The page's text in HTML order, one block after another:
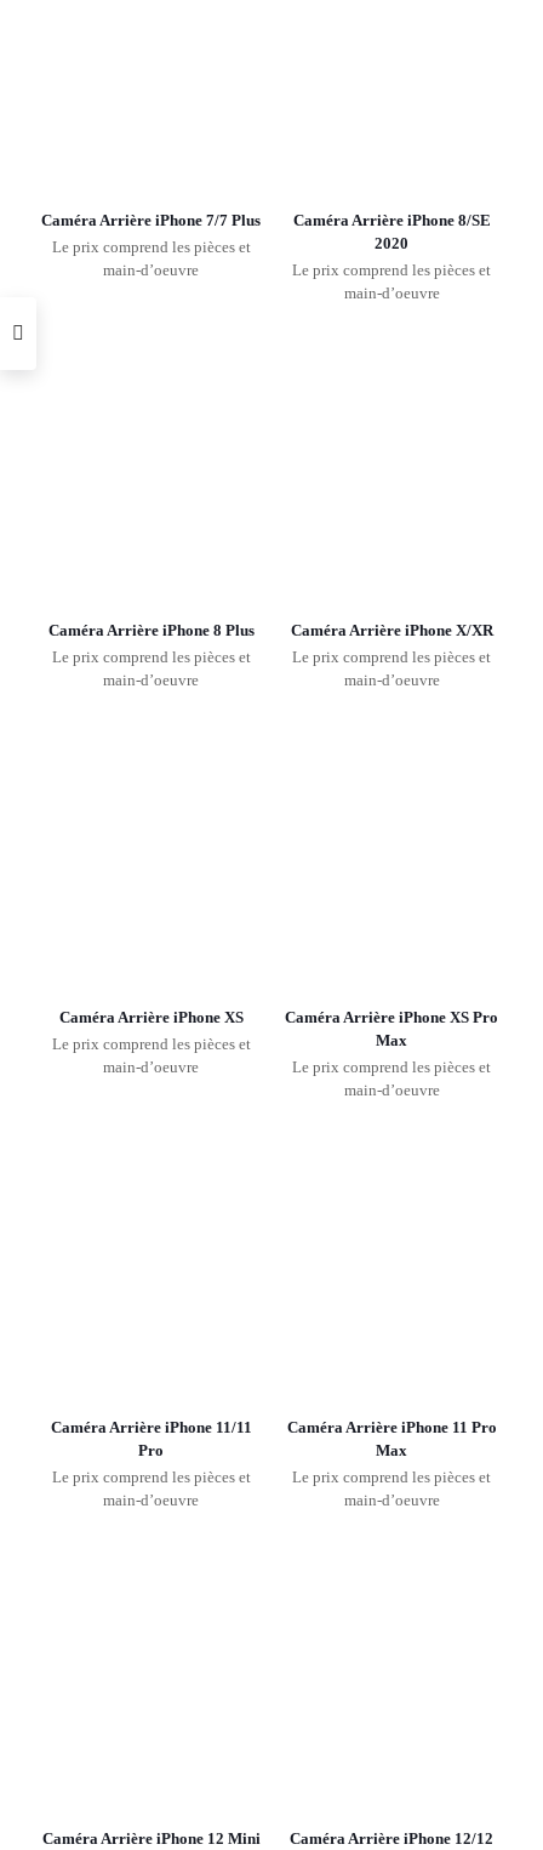
Caméra Arrière iPhone 7/7 Plus
Le prix comprend les pièces et
main-d’oeuvre
Caméra Arrière iPhone 8/SE
2020
Le prix comprend les pièces et
main-d’oeuvre
Caméra Arrière iPhone 8 Plus
Le prix comprend les pièces et
main-d’oeuvre
Caméra Arrière iPhone X/XR
Le prix comprend les pièces et
main-d’oeuvre
Caméra Arrière iPhone XS
Le prix comprend les pièces et
main-d’oeuvre
Caméra Arrière iPhone XS Pro
Max
Le prix comprend les pièces et
main-d’oeuvre
Caméra Arrière iPhone 11/11
Pro
Le prix comprend les pièces et
main-d’oeuvre
Caméra Arrière iPhone 11 Pro
Max
Le prix comprend les pièces et
main-d’oeuvre
Caméra Arrière iPhone 12 Mini
Caméra Arrière iPhone 12/12